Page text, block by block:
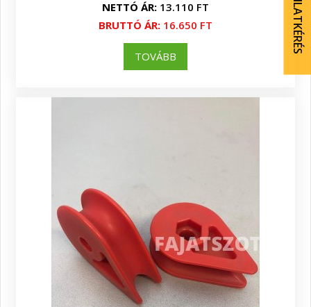
NETTÓ ÁR: 13.110 FT
BRUTTÓ ÁR: 16.650 FT
TOVÁBB